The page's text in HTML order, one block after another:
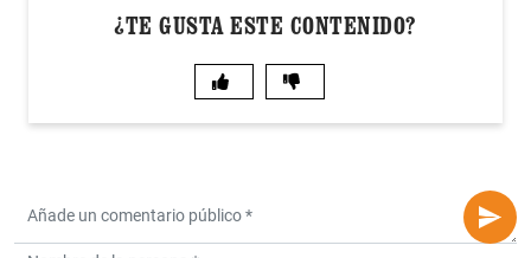
¿TE GUSTA ESTE CONTENIDO?